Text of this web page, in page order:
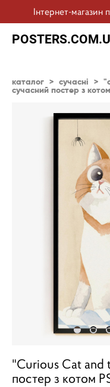
Інтернет-магазин
каталог > сучасні >
сучасний постер з
"Curious Cat and
постер з котом